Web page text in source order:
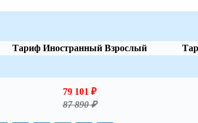
Тариф Иностранный Взрослый
79 101 ₽
87 890 ₽